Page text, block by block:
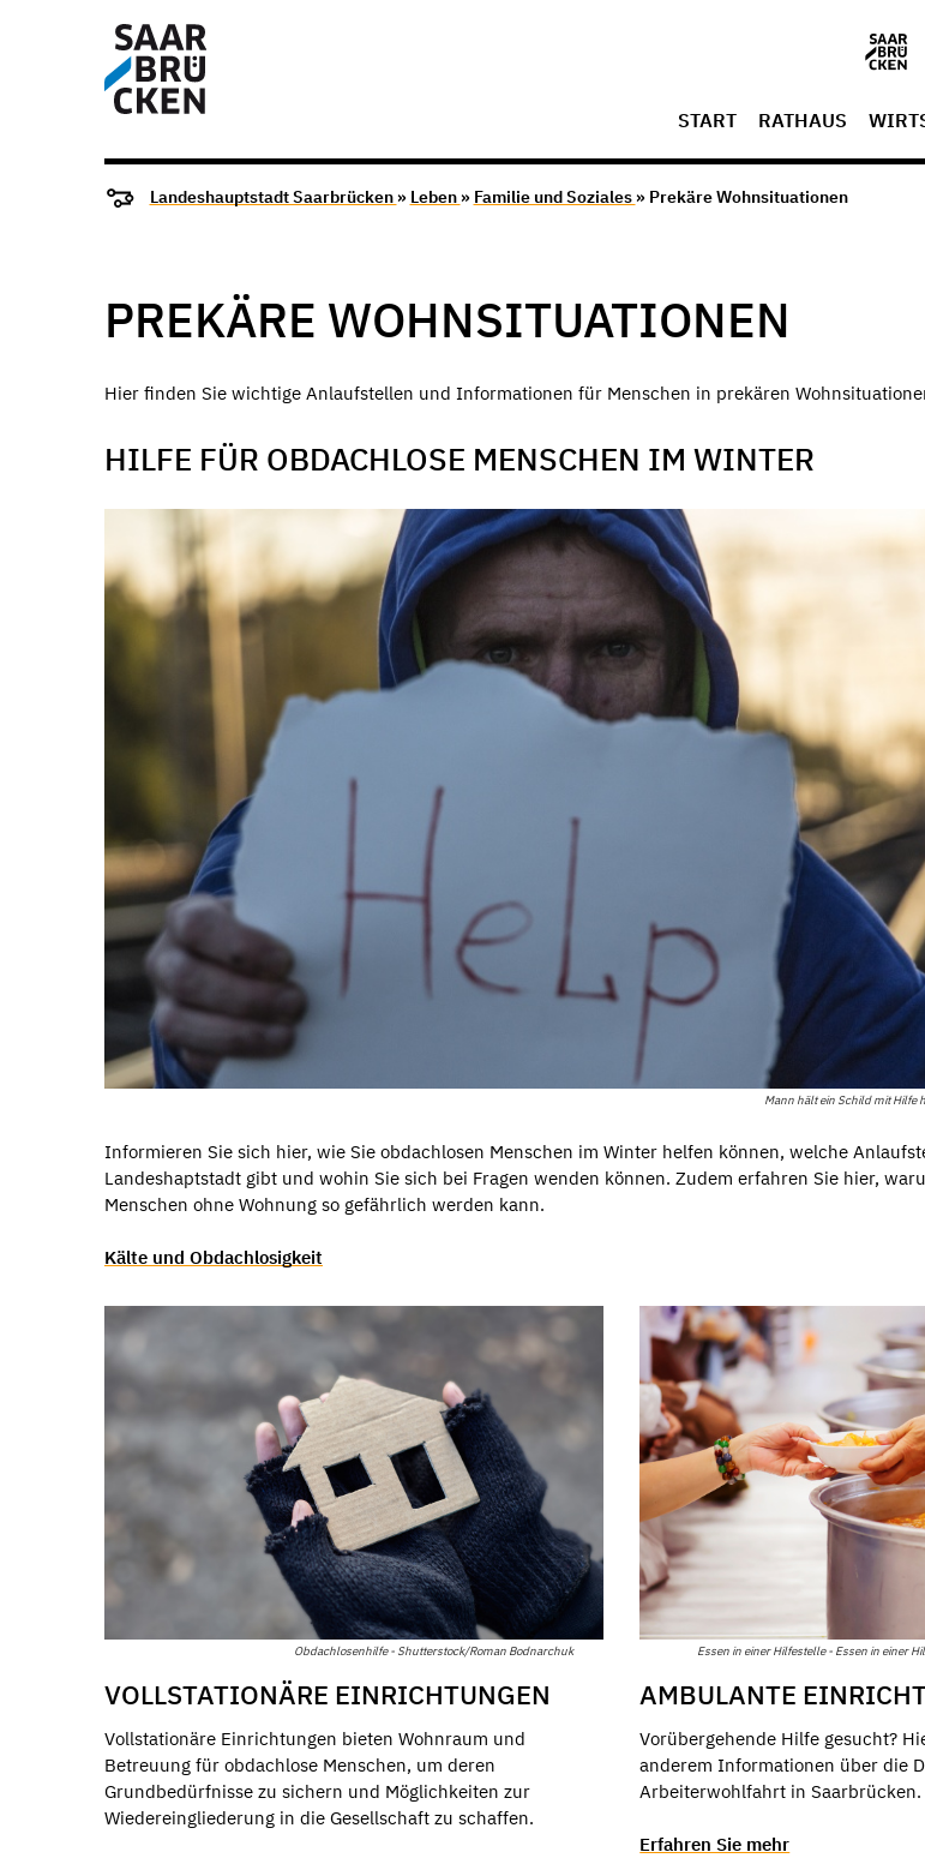
START RATHAUS
Landeshauptstadt Saarbrücken » Leben » Familie und Soziales » Prekäre Wohnsituationen
PREKÄRE WOHNSITUATIONEN
Hier finden Sie wichtige Anlaufstellen und Informationen für Menschen in prekären
HILFE FÜR OBDACHLOSE MENSCHEN IM WINTER
Mann hält ein Schild mit Hilfe
Informieren Sie sich hier, wie Sie obdachlosen Menschen im Winter helfen können, welche
Landeshaptstadt gibt und wohin Sie sich bei Fragen wenden können. Zudem erfahren Sie hier,
Menschen ohne Wohnung so gefährlich werden kann.
Kälte und Obdachlosigkeit
Obdachlosenhilfe - Shutterstock/Roman Bodnarchuk
VOLLSTATIONÄRE EINRICHTUNGEN
Vollstationäre Einrichtungen bieten Wohnraum und
Betreuung für obdachlose Menschen, um deren
Grundbedürfnisse zu sichern und Möglichkeiten zur
Wiedereingliederung in die Gesellschaft zu schaffen.
Essen in einer Hilfestelle - Essen in einer
AMBULANTE
Vorübergehende Hilfe gesucht?
anderem Informationen über die
Arbeiterwohlfahrt in Saarbrücken.
Erfahren Sie mehr